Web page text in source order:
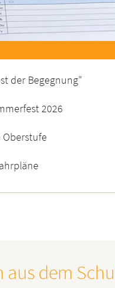
der Begegnung"
2026
aus dem